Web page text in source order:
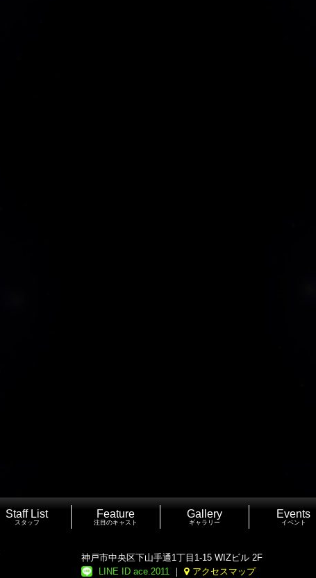
Staff List
スタッフ
Feature
注目のキャスト
Gallery
ギャラリー
Events
イベント
神戸市中央区下山手通1丁目1-15 WIZビル 2F
LINE ID ace.2011 ｜ アクセスマップ